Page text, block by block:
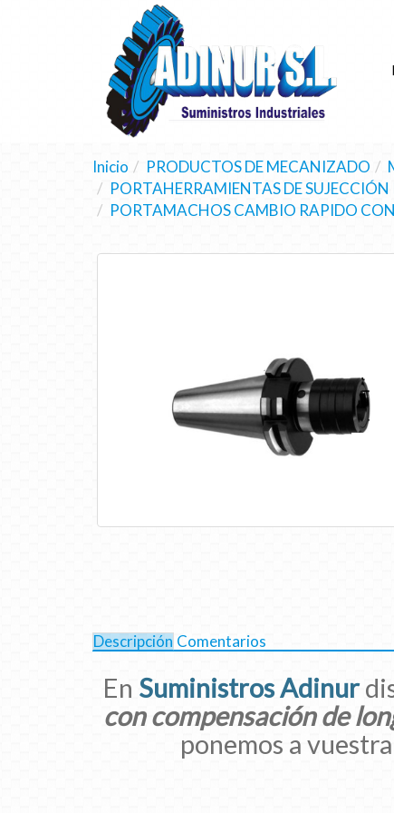
Inicio PRODUCTOS DE MECANIZADO
PORTAHERRAMIENTAS DE
PORTAMACHOS CAMBIO RAPIDO
Descripción Comentarios
En Suministros Adinur
con compensación de
ponemos a